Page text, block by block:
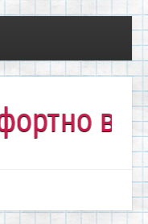
всем!"